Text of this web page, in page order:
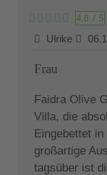
4,8 / 5
Ulrike
Frau
Faidra Olive
Villa, die
Eingebettet
großartige
tagsüber ist